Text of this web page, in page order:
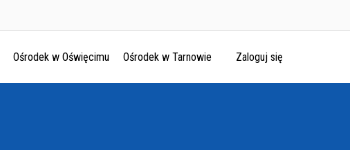
Ośrodek w Oświęcimu Ośrodek w Tarnowie Zaloguj się